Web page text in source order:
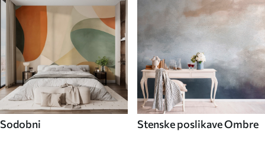
Sodobni Stenske poslikave Ombre